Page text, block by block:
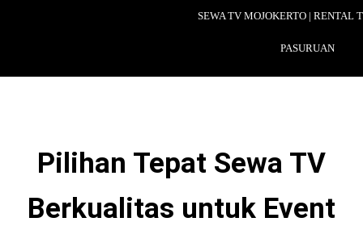
SEWA TV MOJOKERTO | RENTAL
PASURUAN
Pilihan Tepat Sewa TV
Berkualitas untuk Event